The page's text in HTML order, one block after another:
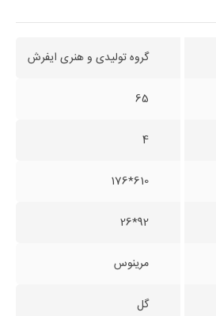
گروه تولیدی و هنری ایفرش
65
4
610*176
92*26
مرینوس
گل